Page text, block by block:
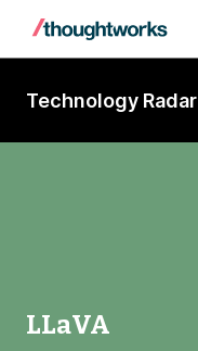
Technology Radar
LLaVA